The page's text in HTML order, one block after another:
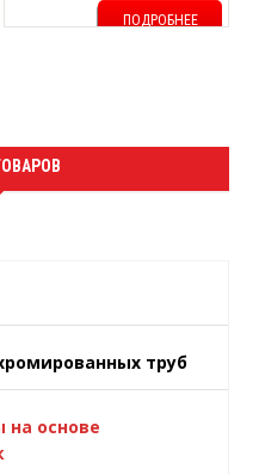
ПОДРОБНЕЕ
труб
основе